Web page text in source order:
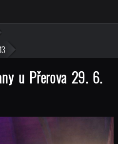
u Přerova 29. 6.